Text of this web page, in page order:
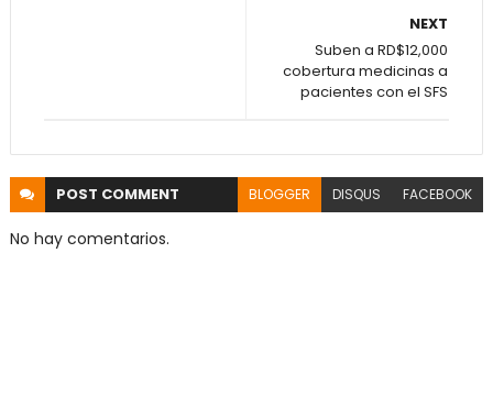
NEXT
Suben a RD$12,000
cobertura medicinas a
pacientes con el SFS
POST COMMENT BLOGGER DISQUS FACEBOOK
No hay comentarios.